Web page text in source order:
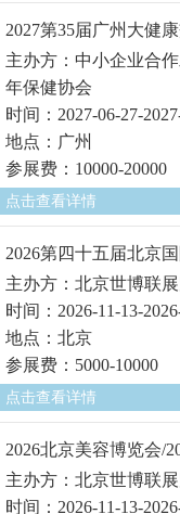
2027第35届广州大健
主办方：中小企业合
年保健协会
时间：2027-06-27-
地点：广州
参展费：10000-20000
点击查看详情
2026第四十五届北京
主办方：北京世博联
时间：2026-11-13-
地点：北京
参展费：5000-10000
点击查看详情
2026北京美容博览会/
主办方：北京世博联
时间：2026-11-13-